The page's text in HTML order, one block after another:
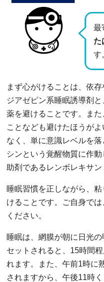
最
た
す
まず心がけることは、依
ジアゼピン系睡眠誘導剤
薬を避けることです。ま
ことなども避けたほうが
なく、単に意識レベルを
シンという覚醒物質に作
助剤であるレンボレキサン
睡眠習慣を正しながら、
けることです。ご自身で
ください。
睡眠は、網膜が朝に日光
セットされると、15時間
れます。また、午前1時に
されますから、午後11時